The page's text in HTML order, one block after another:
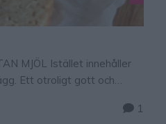
MJÖL Istället innehåller
Ett otroligt gott och
bara några minuter att
1